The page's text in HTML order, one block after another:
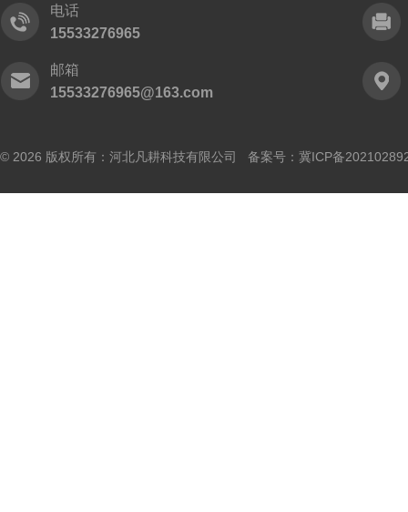
电话
15533276965
邮箱
15533276965@163.com
© 2026 版权所有：河北凡耕科技有限公司 备案号： 冀ICP备